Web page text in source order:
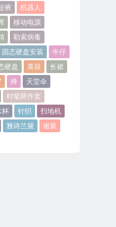
裤
机器人
移动电源
勒索病毒
固态硬盘安装
牛仔
硬盘 美容
长裙
禅
天堂伞
时髦两件套
杯 针织
扫地机
雅诗兰黛
裙装